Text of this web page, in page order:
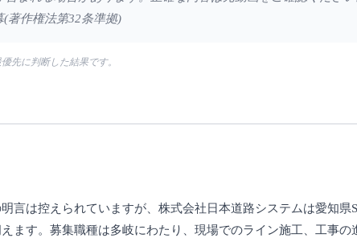
(著作権法第32条準拠)
先に判断した結果です。
言は控えられていますが、株式会社日本道路システムは愛知
ます。募集職種は多岐にわたり、現場でのライン施工、工事